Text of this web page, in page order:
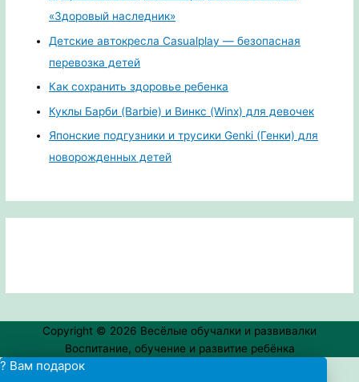
«Здоровый наследник»
Детские автокресла Casualplay — безопасная
перевозка детей
Как сохранить здоровье ребенка
Куклы Барби (Barbie) и Винкс (Winx) для девочек
Японские подгузники и трусики Genki (Генки) для
новорожденных детей
Copyright © 2026 Весёлые обучалки и развивалки
Воспитание, обучение и развитие ребёнка
? Вам подарок